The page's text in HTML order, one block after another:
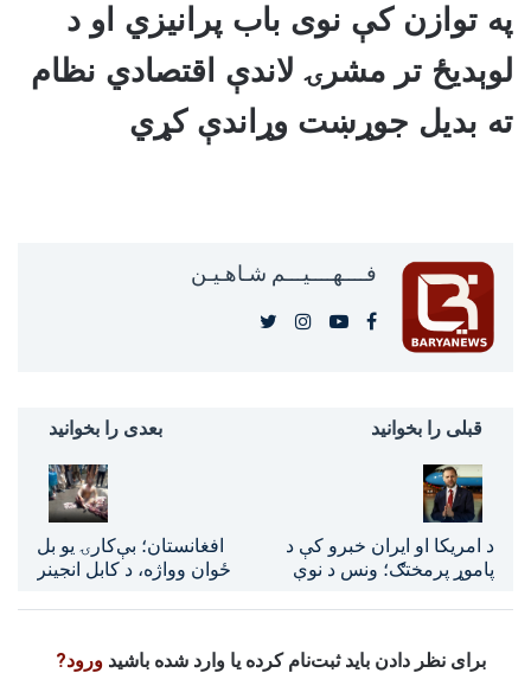
په توازن کې نوی باب پرانیزي او د
لوېدیځ تر مشرۍ لاندې اقتصادي نظام
ته بدیل جوړښت وړاندې کړي
فــــهــــيـــم شـاهـیـن‎‎
قبلی را بخوانید
د امریکا او ایران خبرو کې د
پاموړ پرمختګ؛ ونس د نوې
بعدی را بخوانید
افغانستان؛ بې‌کارۍ یو بل
ځوان وواژه، د کابل انجينر
ومړ
برای نظر دادن باید ثبت‌نام کرده یا وارد شده باشیدورود?